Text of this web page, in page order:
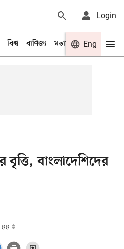
Login
বিশ্ব বাণিজ্য মতামত খেলা
Eng
বাংলাদেশিদের
৪৪